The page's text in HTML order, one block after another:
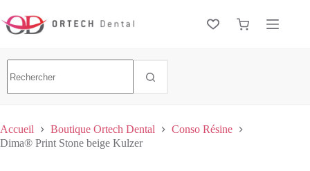
Accueil Boutique Ortech Dental
Conso Résine
Dima® Print Stone beige Kulzer